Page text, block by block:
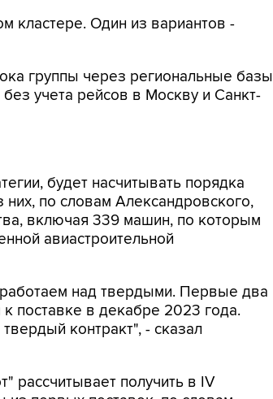
кластере. Один из вариантов -
группы через региональные базы
учета рейсов в Москву и Санкт-
будет насчитывать порядка
по словам Александровского,
включая 339 машин, по которым
авиастроительной
над твердыми. Первые два
поставке в декабре 2023 года.
контракт", - сказал
получить в IV